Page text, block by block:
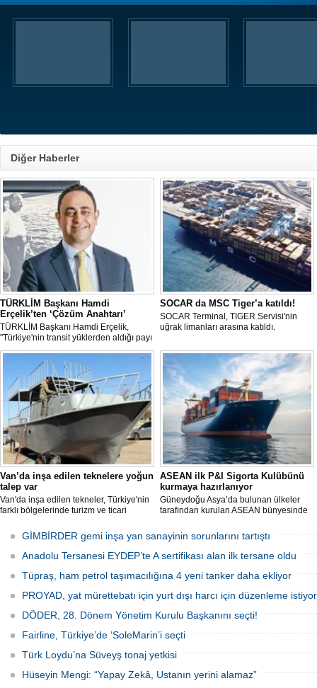
Diğer Haberler
TÜRKLİM Başkanı Hamdi
Erçelik’ten ‘Çözüm Anahtarı’
TÜRKLİM Başkanı Hamdi Erçelik,
"Türkiye'nin transit yüklerden aldığı payı
artırmak için kamu-özel sektör
eşgüdümünü güçlendirmeli; liman,
demiryolu, kara yolu ve dijital altyapı
yatırımlarını bütüncül bir anlayışla
hayata geçirmeliyiz" dedi.
SOCAR da MSC Tiger’a katıldı!
SOCAR Terminal, TIGER Servisi'nin
uğrak limanları arasına katıldı.
Van’da inşa edilen teknelere yoğun
talep var
Van'da inşa edilen tekneler, Türkiye'nin
farklı bölgelerinde turizm ve ticari
göllerle buluşuyor. Müşterilerin
taleplerine göre özel olarak tasarlanan
tekneler, donanım ve özelliklerine göre
ASEAN ilk P&I Sigorta Kulübünü
kurmaya hazırlanıyor
Güneydoğu Asya’da bulunan ülkeler
tarafından kurulan ASEAN bünyesinde
Federasyonu (FASA), ASEAN’ın ilk
Koruma ve Tazminat Sigortası (P&I)
Kulübünü kurmak için çalışma
GİMBİRDER gemi inşa yan sanayinin sorunlarını tartıştı
Anadolu Tersanesi EYDEP’te A sertifikası alan ilk tersane oldu
Tüpraş, ham petrol taşımacılığına 4 yeni tanker daha ekliyor
PROYAD, yat mürettebatı için yurt dışı harcı için düzenleme istiyor
DÖDER, 28. Dönem Yönetim Kurulu Başkanını seçti!
Fairline, Türkiye’de ‘SoleMarin’i seçti
Türk Loydu’na Süveyş tonaj yetkisi
Hüseyin Mengi: “Yapay Zekâ, Ustanın yerini alamaz”